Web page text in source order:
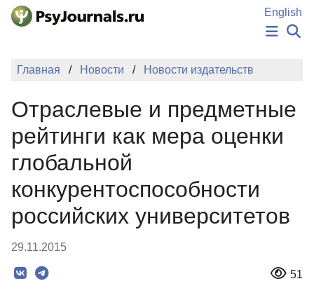
Перейти к основному содержанию
English
НОВОСТИ
ПОДАТЬ РУКОПИСЬ
КЛЮЧЕВЫЕ СЛОВА
Регистрация
Главная Новости Новости издательств
Отраслевые и предметные
рейтинги как мера оценки
глобальной
конкурентоспособности
российских университетов
29.11.2015
51